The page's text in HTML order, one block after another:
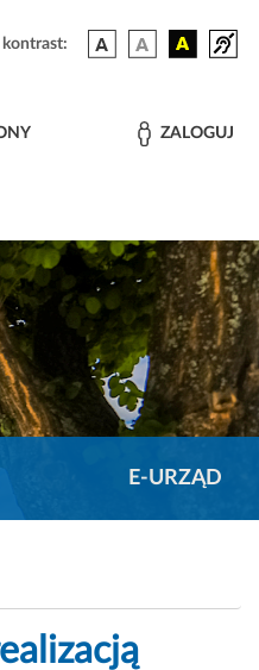
kontrast:
ZALOGUJ
E-URZĄD